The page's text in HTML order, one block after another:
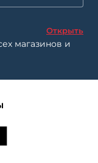
Открыть
магазинов и